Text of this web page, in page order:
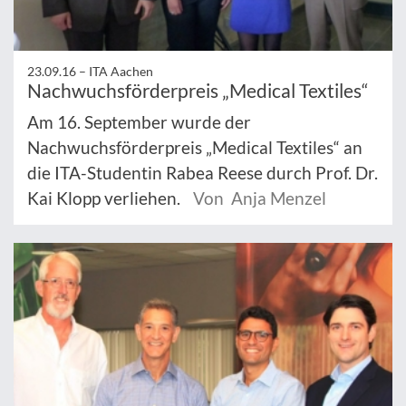
23.09.16 – ITA Aachen
Nachwuchsförderpreis „Medical Textiles“
Am 16. September wurde der
Nachwuchsförderpreis „Medical Textiles“ an
die ITA-Studentin Rabea Reese durch Prof. Dr.
Kai Klopp verliehen.
Von Anja Menzel